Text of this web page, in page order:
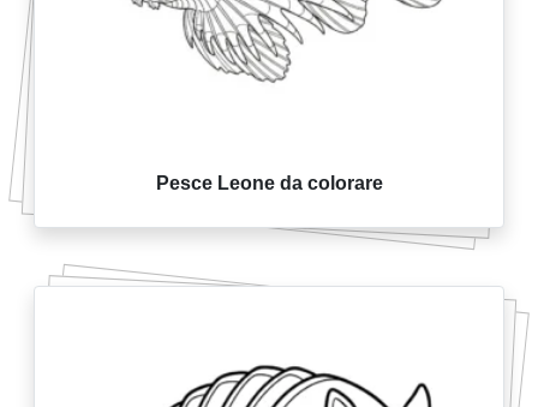
Pesce Leone da colorare